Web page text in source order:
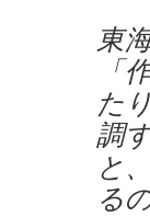
東
「
た
調
と
る